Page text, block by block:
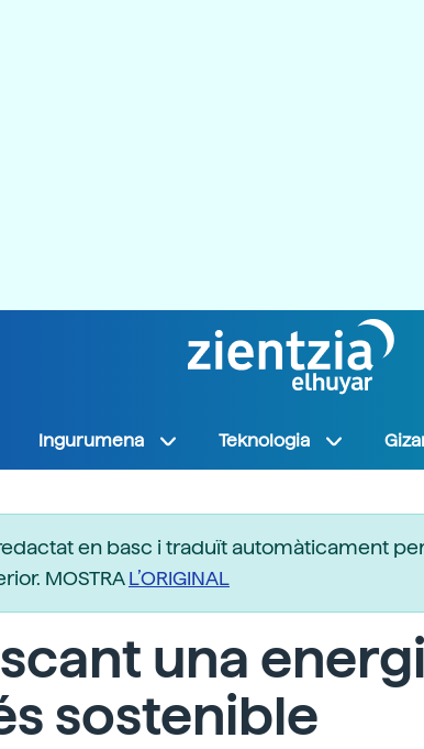
Ingurumena Teknologia
en basc i traduït automàticament
MOSTRAL’ORIGINAL
una
sostenible